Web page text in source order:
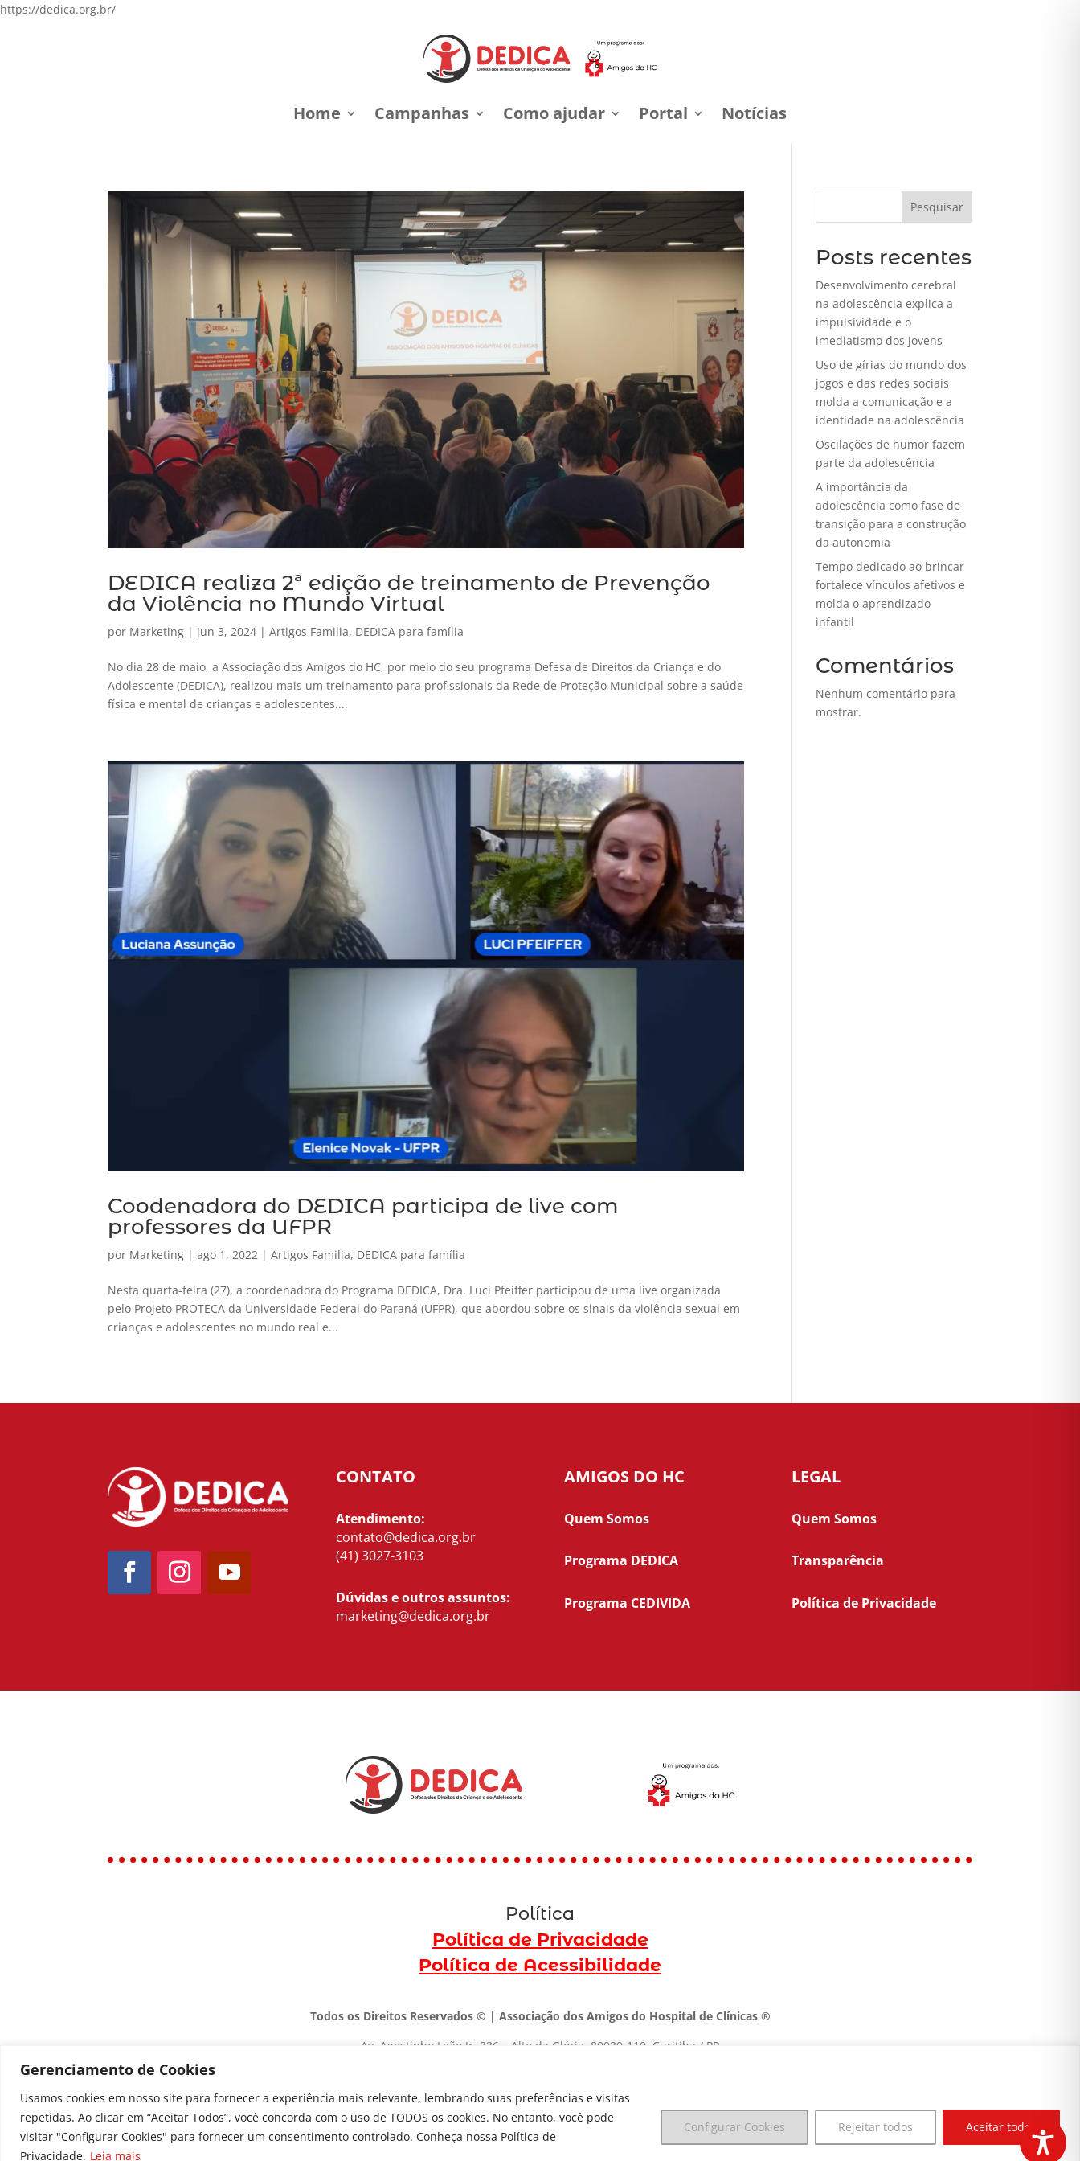
Gerenciamento de Cookies
Usamos cookies em nosso site para fornecer a experiência mais relevante, lembrando suas preferências e visitas
repetidas. Ao clicar em “Aceitar Todos”, você concorda com o uso de TODOS os cookies. No entanto, você pode
visitar "Configurar Cookies" para fornecer um consentimento controlado. Conheça nossa Política de
Privacidade. Leia mais
Configurar Cookies Rejeitar todos Aceitar todos
https://dedica.org.br/
Home Campanhas Como ajudar Portal Notícias
DEDICA realiza 2ª edição de treinamento de Prevenção
da Violência no Mundo Virtual
por Marketing | jun 3, 2024 |Artigos Familia, DEDICA para família
No dia 28 de maio, a Associação dos Amigos do HC, por meio do seu programa Defesa de Direitos da Criança e do
Adolescente (DEDICA), realizou mais um treinamento para profissionais da Rede de Proteção Municipal sobre a saúde
física e mental de crianças e adolescentes....
Coodenadora do DEDICA participa de live com
professores da UFPR
por Marketing |ago 1, 2022 |Artigos Familia, DEDICA para família
Nesta quarta-feira (27), a coordenadora do Programa DEDICA, Dra. Luci Pfeiffer participou de uma live organizada
pelo Projeto PROTECA da Universidade Federal do Paraná (UFPR), que abordou sobre os sinais da violência sexual em
crianças e adolescentes no mundo real e...
Pesquisar
Posts recentes
Desenvolvimento cerebral
na adolescência explica a
impulsividade e o
imediatismo dos jovens
Uso de gírias do mundo dos
jogos e das redes sociais
molda a comunicação e a
identidade na adolescência
Oscilações de humor fazem
parte da adolescência
A importância da
adolescência como fase de
transição para a construção
da autonomia
Tempo dedicado ao brincar
fortalece vínculos afetivos e
molda o aprendizado
infantil
Comentários
Nenhum comentário para
mostrar.
CONTATO
Atendimento:
contato@dedica.org.br
(41) 3027-3103
Dúvidas e outros assuntos:
marketing@dedica.org.br
AMIGOS DO HC
Quem Somos
Programa DEDICA
Programa CEDIVIDA
LEGAL
Quem Somos
Transparência
Política de Privacidade
Política
Política de Privacidade
Política de Acessibilidade
Todos os Direitos Reservados © | Associação dos Amigos do Hospital de Clínicas ®
Av. Agostinho Leão Jr, 336 – Alto da Glória, 80030-110, Curitiba / PR
CNPJ: 79.698.643/0001-00